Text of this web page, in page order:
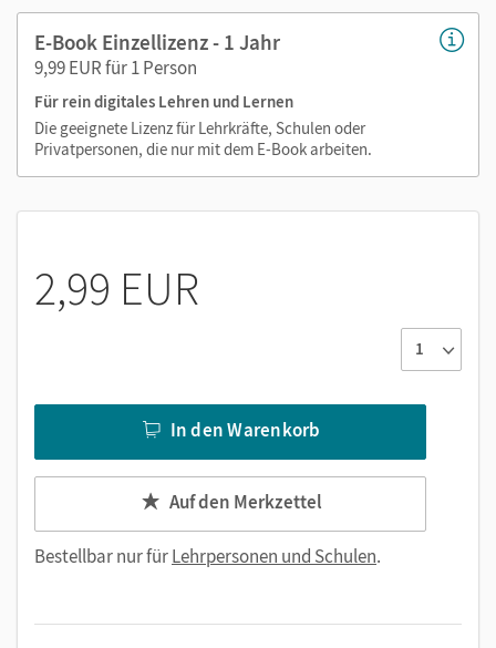
Medien in diesem E-Book:
Erklärfilme
E-Book Einzellizenz - 1 Jahr
9,99 EUR für 1 Person
Für rein digitales Lehren und Lernen
Die geeignete Lizenz für Lehrkräfte, Schulen oder
Privatpersonen, die nur mit dem E-Book arbeiten.
2,99 EUR
In den Warenkorb
Auf den Merkzettel
Bestellbar nur fürLehrpersonen und Schulen.